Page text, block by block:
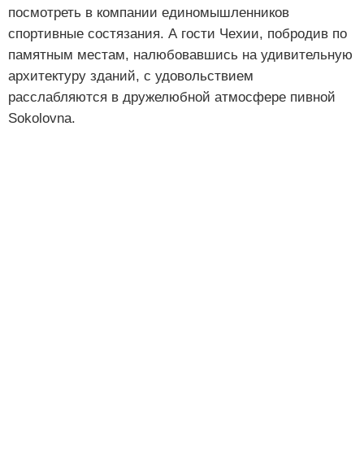
посмотреть в компании единомышленников
спортивные состязания. А гости Чехии, побродив по
памятным местам, налюбовавшись на удивительную
архитектуру зданий, с удовольствием
расслабляются в дружелюбной атмосфере пивной
Sokolovna.